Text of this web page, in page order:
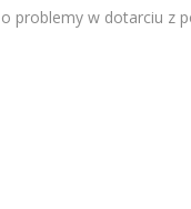
o problemy w dotarciu z